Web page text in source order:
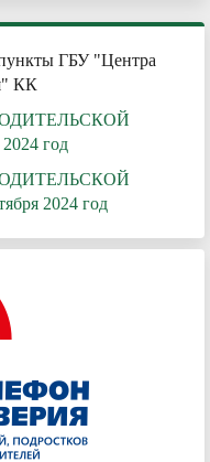
ГБУ "Центра
КК
год
2024 год